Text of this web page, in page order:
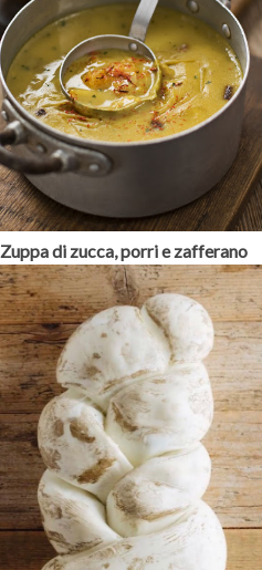
Zuppa di zucca, porri e zafferano